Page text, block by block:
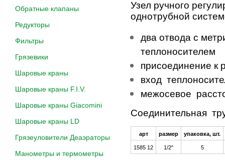
Обратные клапаны
Редукторы
Фильтры
Грязевики
Шаровые краны
Шаровые краны F.I.V.
Шаровые краны Giacomini
Шаровые краны LD
Грязеуловители Деаэраторы
Манометры и термометры
Узел ручного
однотрубной
два отвода с
теплоносителем
присоединение к
вход
межосевое
Соединительная
арт размер упаковка, шт.
1585 12 1/2" 5